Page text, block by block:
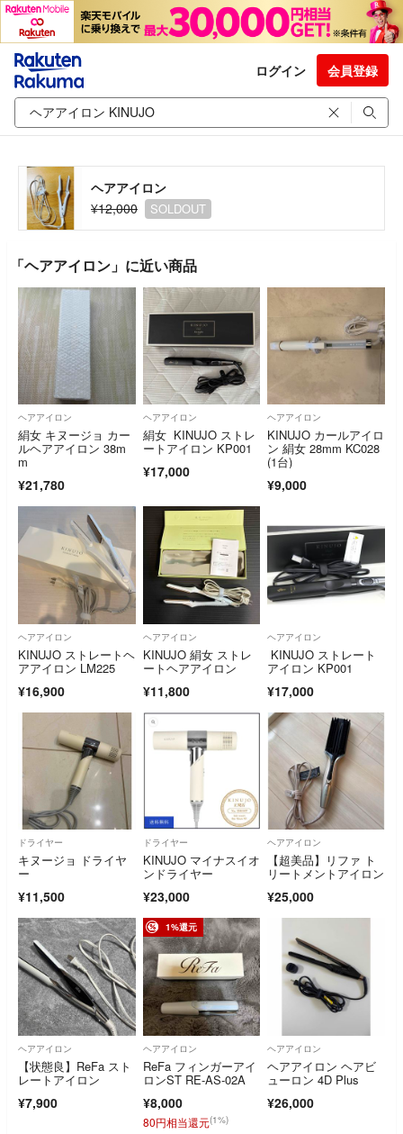
ログイン 会員登録
ヘアアイロン
¥12,000
SOLDOUT
「ヘアアイロン」に近い商品
ヘアアイロン
絹女 キヌージョ カー
ルヘアアイロン 38m
m
¥21,780
ヘアアイロン
絹女 KINUJO ストレ
ートアイロン KP001
¥17,000
ヘアアイロン
KINUJO カールアイロ
ン 絹女 28mm KC028
(1台)
¥9,000
ヘアアイロン
KINUJO ストレートヘ
アアイロン LM225
¥16,900
ヘアアイロン
KINUJO 絹女 ストレ
ートヘアアイロン
¥11,800
ヘアアイロン
KINUJO ストレート
アイロン KP001
¥17,000
ドライヤー
キヌージョ ドライヤ
ー
¥11,500
ドライヤー
KINUJO マイナスイオ
ンドライヤー
¥23,000
ヘアアイロン
【超美品】リファ ト
リートメントアイロン
¥25,000
ヘアアイロン
【状態良】ReFa スト
レートアイロン
¥7,900
1%還元
ヘアアイロン
ReFa フィンガーアイ
ロンST RE-AS-02A
¥8,000
80円相当還元(1%)
ヘアアイロン
ヘアアイロン ヘアビ
ューロン 4D Plus
¥26,000